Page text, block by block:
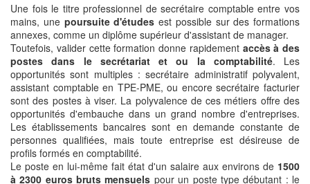
Une fois le titre professionnel de secrétaire comptable entre vos
mains, une poursuite d'études est possible sur des formations
annexes, comme un diplôme supérieur d'assistant de manager.
Toutefois, valider cette formation donne rapidement accès à des
postes dans le secrétariat et ou la comptabilité. Les
opportunités sont multiples : secrétaire administratif polyvalent,
assistant comptable en TPE-PME, ou encore secrétaire facturier
sont des postes à viser. La polyvalence de ces métiers offre des
opportunités d'embauche dans un grand nombre d'entreprises.
Les établissements bancaires sont en demande constante de
personnes qualifiées, mais toute entreprise est désireuse de
profils formés en comptabilité.
Le poste en lui-même fait état d'un salaire aux environs de 1500
à 2300 euros bruts mensuels pour un poste type débutant : le